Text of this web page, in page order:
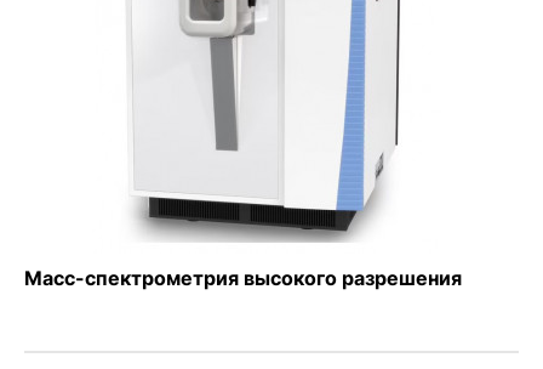
Масс-спектрометрия высокого разрешения